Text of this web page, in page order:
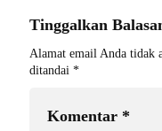
Tinggalkan
Alamat email Anda tidak
ditandai *
Komentar *